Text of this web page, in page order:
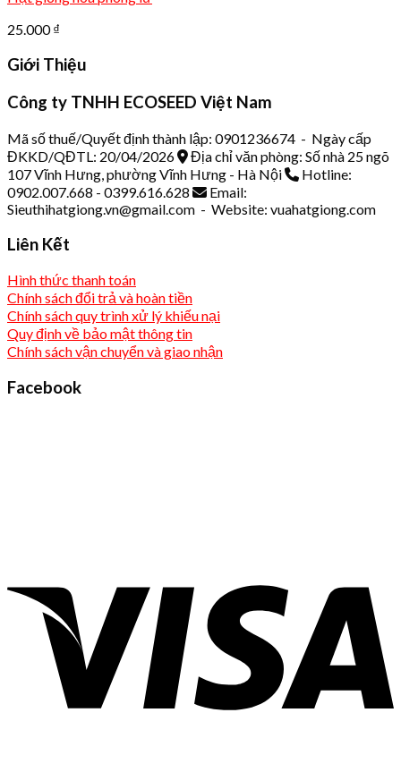
25.000₫
Giới Thiệu
Công ty TNHH ECOSEED Việt Nam
Mã số thuế/Quyết định thành lập: 0901236674 - Ngày cấp
ĐKKD/QĐTL: 20/04/2026
Địa chỉ văn phòng: Số nhà 25 ngõ
107 Vĩnh Hưng, phường Vĩnh Hưng - Hà Nội
Hotline:
0902.007.668 - 0399.616.628
Email:
Sieuthihatgiong.vn@gmail.com - Website: vuahatgiong.com
Liên Kết
Hình thức thanh toán
Chính sách đổi trả và hoàn tiền
Chính sách quy trình xử lý khiếu nại
Quy định về bảo mật thông tin
Chính sách vận chuyển và giao nhận
Facebook